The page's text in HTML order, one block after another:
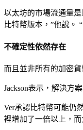
以太坊的市場流通量
比特幣版本，”他說。
不確定性依然存在
而且並非所有的加密貨
Jackson表示，解決方
Ver承認比特幣可能仍
裡增加了一倍以上，